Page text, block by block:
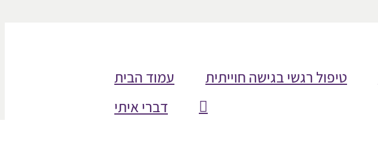
עמוד הבית טיפול רגשי בגישה חוייתית
דברי איתי